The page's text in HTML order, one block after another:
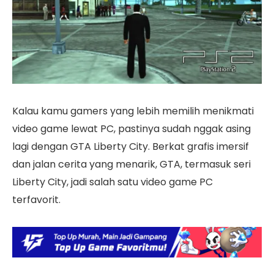
Kalau kamu gamers yang lebih memilih menikmati
video game lewat PC, pastinya sudah nggak asing
lagi dengan GTA Liberty City. Berkat grafis imersif
dan jalan cerita yang menarik, GTA, termasuk seri
Liberty City, jadi salah satu video game PC
terfavorit.